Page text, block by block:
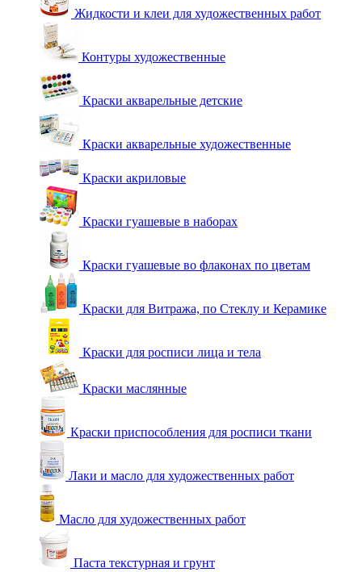
Жидкости и клеи для художественных работ
Контуры художественные
Краски акварельные детские
Краски акварельные художественные
Краски акриловые
Краски гуашевые в наборах
Краски гуашевые во флаконах по цветам
Краски для Витража, по Стеклу и Керамике
Краски для росписи лица и тела
Краски маслянные
Краски приспособления для росписи ткани
Лаки и масло для художественных работ
Масло для художественных работ
Паста текстурная и грунт